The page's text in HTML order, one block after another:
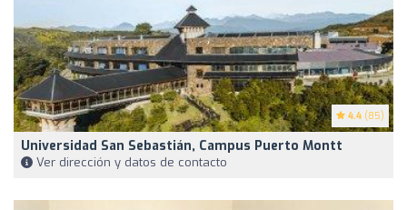
4.4 (85)
Universidad San Sebastián, Campus Puerto Montt
Ver dirección y datos de contacto